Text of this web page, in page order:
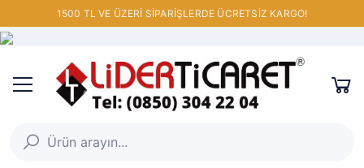
1500 TL VE ÜZERİ SİPARİŞLERDE ÜCRETSİZ KARGO!